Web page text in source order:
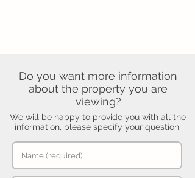
Do you want more information
about the property you are
viewing?
We will be happy to provide you with all the
information, please specify your question.